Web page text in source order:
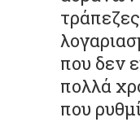
που δεν
πολλά
που